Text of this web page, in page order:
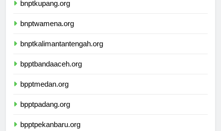
bnptkupang.org
bnptwamena.org
bnptkalimantantengah.org
bpptbandaaceh.org
bpptmedan.org
bpptpadang.org
bpptpekanbaru.org